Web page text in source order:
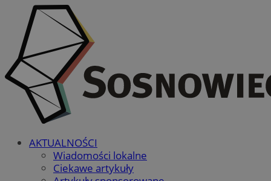
AKTUALNOŚCI
Wiadomości lokalne
Ciekawe artykuły